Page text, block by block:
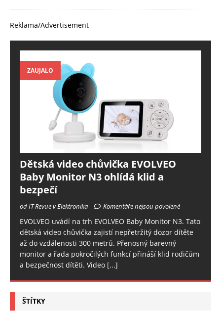
Reklama/Advertisement
ZAUJALO
Dětská video chůvička EVOLVEO
Baby Monitor N3 ohlídá klid a
bezpečí
od IT Revue v Elektronika Komentáře nejsou povolené
EVOLVEO uvádí na trh EVOLVEO Baby Monitor N3. Tato
dětská video chůvička zajistí nepřetržitý dozor dítěte
až do vzdálenosti 300 metrů. Přenosný barevný
monitor a řada pokročilých funkcí přináší klid rodičům
a bezpečnost dítěti. Video [...]
ŠTÍTKY